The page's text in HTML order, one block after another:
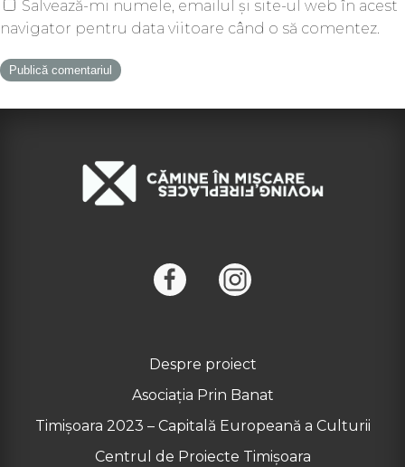
Salvează-mi numele, emailul și site-ul web în acest
navigator pentru data viitoare când o să comentez.
Despre proiect
Asociația Prin Banat
Timișoara 2023 – Capitală Europeană a Culturii
Centrul de Proiecte Timișoara